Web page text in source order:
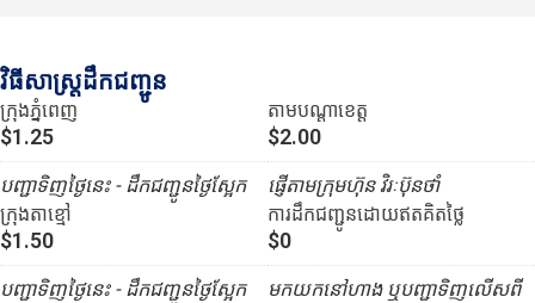
វិធីសាស្រ្តដឹកជញ្ជូន
ក្រុងភ្នំពេញ
$1.25
បញ្ជាទិញថ្ងៃនេះ - ដឹកជញ្ជូនថ្ងៃស្អែក
ក្រុងតាខ្មៅ
$1.50
បញ្ជាទិញថ្ងៃនេះ - ដឹកជញ្ជូនថ្ងៃស្អែក
តាមបណ្ដាខេត្ត
$2.00
ផ្ញើតាមក្រុមហ៊ុន វិរៈប៊ុនថាំ
ការដឹកជញ្ជូនដោយឥតគិតថ្លៃ
$0
មកយកនៅហាង ឬបញ្ជាទិញលើសពី